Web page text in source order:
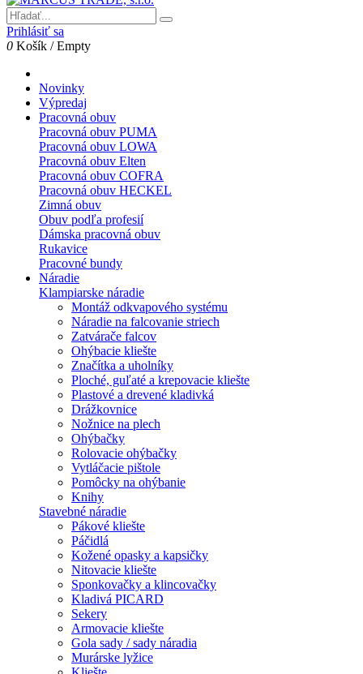
Prihlásiť sa
0 Košík /Empty
Novinky
Výpredaj
Pracovná obuv
Pracovná obuv PUMA
Pracovná obuv LOWA
Pracovná obuv Elten
Pracovná obuv COFRA
Pracovná obuv HECKEL
Zimná obuv
Obuv podľa profesií
Dámska pracovná obuv
Rukavice
Pracovné bundy
Náradie
Klampiarske náradie
Montáž odkvapového systému
Náradie na falcovanie striech
Zatvárače falcov
Ohýbacie kliešte
Značítka a uholníky
Ploché, guľaté a krepovacie kliešte
Plastové a drevené kladivká
Drážkovnice
Nožnice na plech
Ohýbačky
Rolovacie ohýbačky
Vytláčacie pištole
Pomôcky na ohýbanie
Knihy
Stavebné náradie
Pákové kliešte
Páčidlá
Kožené opasky a kapsičky
Nitovacie kliešte
Sponkovačky a klincovačky
Kladivá PICARD
Sekery
Armovacie kliešte
Gola sady / sady náradia
Murárske lyžice